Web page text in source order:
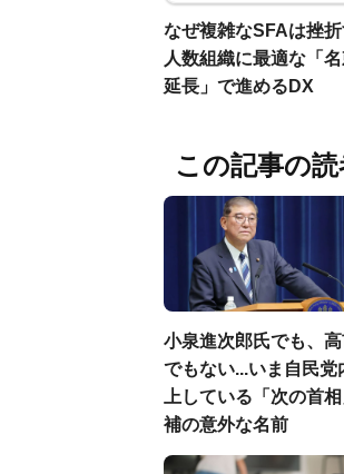
なぜ複雑なSFAは挫
人数組織に最適な「
延長」で進めるDX
この記事の
小泉進次郎氏でも、
でもない...いま自民党
上している「次の首
補の意外な名前